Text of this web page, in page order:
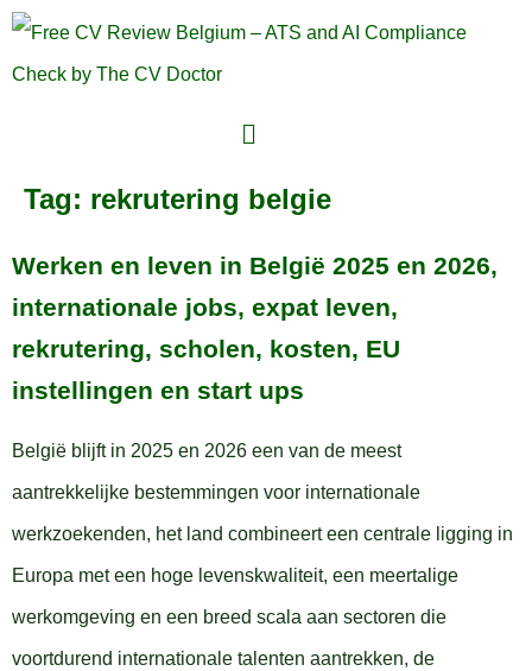
Tag: rekrutering belgie
Werken en leven in België 2025 en 2026,
internationale jobs, expat leven,
rekrutering, scholen, kosten, EU
instellingen en start ups
België blijft in 2025 en 2026 een van de meest
aantrekkelijke bestemmingen voor internationale
werkzoekenden, het land combineert een centrale ligging in
Europa met een hoge levenskwaliteit, een meertalige
werkomgeving en een breed scala aan sectoren die
voortdurend internationale talenten aantrekken, de